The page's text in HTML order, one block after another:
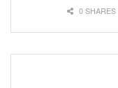
0 SHARES